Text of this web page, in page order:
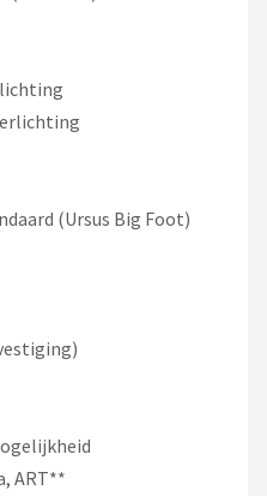
(Ursus Big Foot)
ART**